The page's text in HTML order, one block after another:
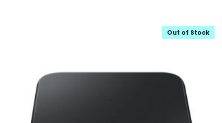
Out of Stock